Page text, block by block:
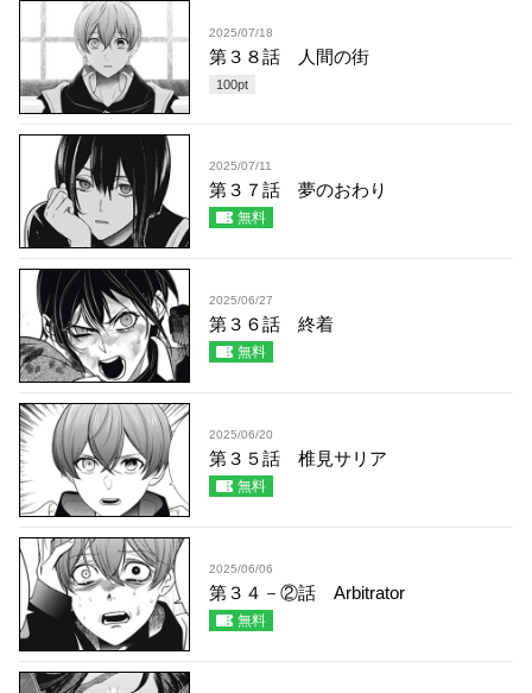
2025/07/18
第３８話 人間の街
100pt
2025/07/11
第３７話 夢のおわり
無料
2025/06/27
第３６話 終着
無料
2025/06/20
第３５話 椎見サリア
無料
2025/06/06
第３４－②話 Arbitrator
無料